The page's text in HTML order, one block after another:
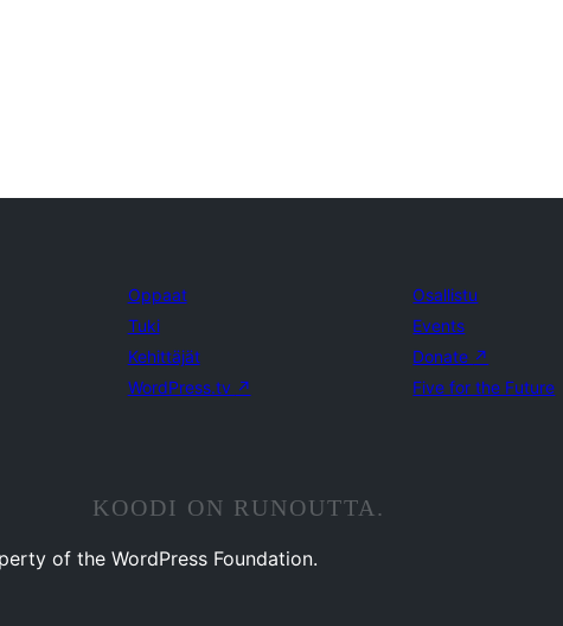
Oppaat
Tuki
Kehittäjät
WordPress.tv ↗
Osallistu
Events
Donate ↗
Five for the Future
KOODI ON RUNOUTTA.
of the WordPress Foundation.